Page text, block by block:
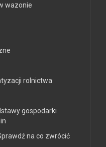
wazonie
rolnictwa
gospodarki
na co zwrócić